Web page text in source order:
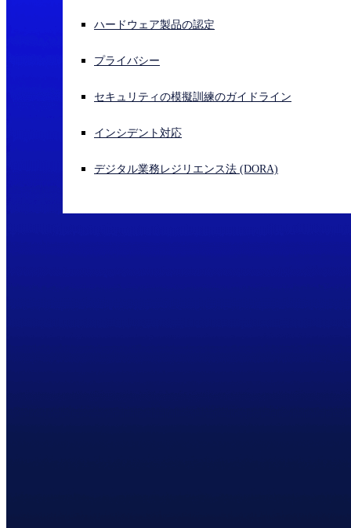
サイバー攻撃を受けている場合、連絡先はこちら
ハードウェア製品の認定
プライバシー
セキュリティの模擬訓練のガイドライン
インシデント対応
デジタル業務レジリエンス法 (DORA)